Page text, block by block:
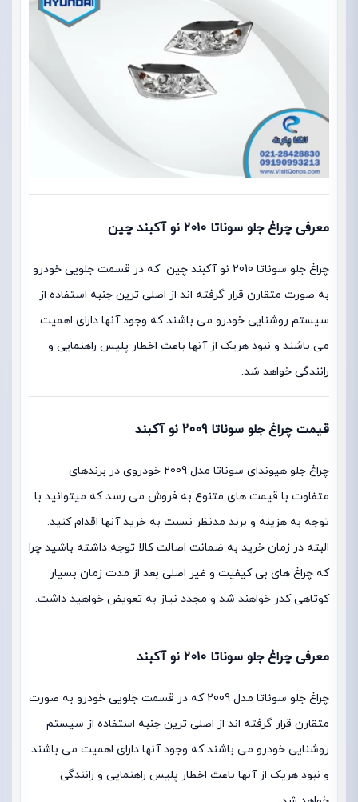
معرفی چراغ جلو سوناتا 2010 نو آکبند چین
چراغ جلو سوناتا 2010 نو آکبند چین که در قسمت جلویی خودرو
به صورت متقارن قرار گرفته اند از اصلی ترین جنبه استفاده از
سیستم روشنایی خودرو می باشند که وجود آنها دارای اهمیت
می باشند و نبود هریک از آنها باعث اخطار پلیس راهنمایی و
رانندگی خواهد شد.
قیمت چراغ جلو سوناتا 2009 نو آکبند
چراغ جلو هیوندای سوناتا مدل 2009 خودروی در برندهای
متفاوت با قیمت های متنوع به فروش می رسد که میتوانید با
توجه به هزینه و برند مدنظر نسبت به خرید آنها اقدام کنید.
البته در زمان خرید به ضمانت اصالت کالا توجه داشته باشید چرا
که چراغ های بی کیفیت و غیر اصلی بعد از مدت زمان بسیار
کوتاهی کدر خواهند شد و مجدد نیاز به تعویض خواهید داشت.
معرفی چراغ جلو سوناتا 2010 نو آکبند
چراغ جلو سوناتا مدل 2009 که در قسمت جلویی خودرو به صورت
متقارن قرار گرفته اند از اصلی ترین جنبه استفاده از سیستم
روشنایی خودرو می باشند که وجود آنها دارای اهمیت می باشند
و نبود هریک از آنها باعث اخطار پلیس راهنمایی و رانندگی